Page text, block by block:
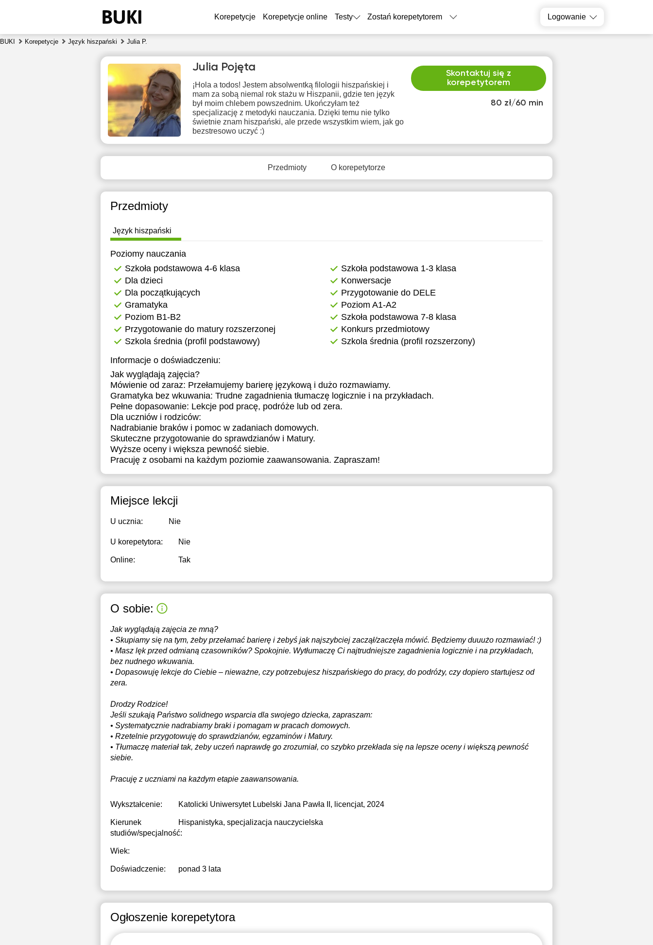
Korepetycje Korepetycje online Testy Zostań korepetytorem Logowanie
BUKI Korepetycje Język hiszpański Julia P.
80 zł/60 min
Skontaktuj się z
korepetytorem
Julia Pojęta
¡Hola a todos! Jestem absolwentką filologii hiszpańskiej i
mam za sobą niemal rok stażu w Hiszpanii, gdzie ten język
był moim chlebem powszednim. Ukończyłam też
specjalizację z metodyki nauczania. Dzięki temu nie tylko
świetnie znam hiszpański, ale przede wszystkim wiem, jak go
bezstresowo uczyć :)
Przedmioty O korepetytorze
Przedmioty
Język hiszpański
Poziomy nauczania
Szkoła podstawowa 4-6 klasa
Szkoła podstawowa 1-3 klasa
Dla dzieci
Konwersacje
Dla początkujących
Przygotowanie do DELE
Gramatyka
Poziom A1-A2
Poziom B1-B2
Szkoła podstawowa 7-8 klasa
Przygotowanie do matury rozszerzonej
Konkurs przedmiotowy
Szkola średnia (profil podstawowy)
Szkola średnia (profil rozszerzony)
Informacje o doświadczeniu:
Jak wyglądają zajęcia?
Mówienie od zaraz: Przełamujemy barierę językową i dużo rozmawiamy.
Gramatyka bez wkuwania: Trudne zagadnienia tłumaczę logicznie i na przykładach.
Pełne dopasowanie: Lekcje pod pracę, podróże lub od zera.
Dla uczniów i rodziców:
Nadrabianie braków i pomoc w zadaniach domowych.
Skuteczne przygotowanie do sprawdzianów i Matury.
Wyższe oceny i większa pewność siebie.
Pracuję z osobami na każdym poziomie zaawansowania. Zapraszam!
Miejsce lekcji
U ucznia: Nie
U korepetytora: Nie
Online: Tak
O sobie:
Jak wyglądają zajęcia ze mną?
• Skupiamy się na tym, żeby przełamać barierę i żebyś jak najszybciej zaczął/zaczęła mówić. Będziemy duuużo rozmawiać! :)
• Masz lęk przed odmianą czasowników? Spokojnie. Wytłumaczę Ci najtrudniejsze zagadnienia logicznie i na przykładach,
bez nudnego wkuwania.
• Dopasowuję lekcje do Ciebie – nieważne, czy potrzebujesz hiszpańskiego do pracy, do podróży, czy dopiero startujesz od
zera.
Drodzy Rodzice!
Jeśli szukają Państwo solidnego wsparcia dla swojego dziecka, zapraszam:
• Systematycznie nadrabiamy braki i pomagam w pracach domowych.
• Rzetelnie przygotowuję do sprawdzianów, egzaminów i Matury.
• Tłumaczę materiał tak, żeby uczeń naprawdę go zrozumiał, co szybko przekłada się na lepsze oceny i większą pewność
siebie.
Pracuję z uczniami na każdym etapie zaawansowania.
Wykształcenie: Katolicki Uniwersytet Lubelski Jana Pawła II , licencjat, 2024
Kierunek
studiów/specjalność:
Hispanistyka, specjalizacja nauczycielska
Wiek:
Doświadczenie: ponad 3 lata
Ogłoszenie korepetytora
pią
7
sob
8
9
10
11
12
13
dostępnych
dostępnych
Brak
dostępnych
Brak
dostępnych
Brak
dostępnych
dostępnych
dostępnych